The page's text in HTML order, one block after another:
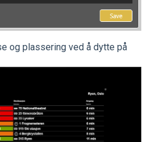
og plassering ved å dytte på